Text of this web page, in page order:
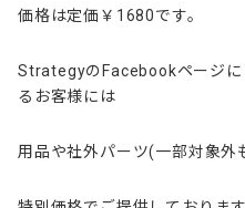
価格は定価￥1680です。
StrategyのFacebookページに
るお客様には
用品や社外パーツ(一部対象外